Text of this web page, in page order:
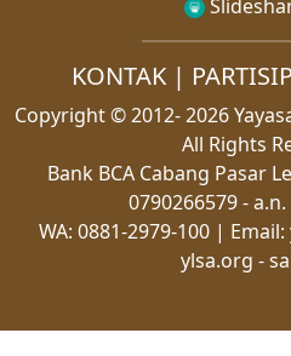
KONTAK|
Copyright© 2012-2026
All Rights
Bank BCA Cabang Pasar
0790266579 -
WA: 0881-2979-100| Email:
ylsa.org -